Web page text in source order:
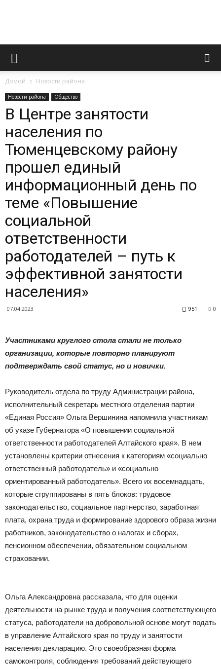
Официальный
«Вперед»
Тюменцевский
Домой Новости района
Новости района Общество
В Центре занятости
населения по
Тюменцевскому району
прошел единый
информационный день по
теме «Повышение
социальной
ответственности
работодателей – путь к
эффективной занятости
населения»
07.04.2023 0
951
Участниками круглого стола стали не только
организации, которые повторно планируют
подтверждать свой статус, но и новички.
Руководитель отдела по труду Администрации района,
исполнительный секретарь местного отделения партии
«Единая Россия» Ольга Вершинина напомнила участникам
об указе Губернатора «О повышении социальной
ответственности работодателей Алтайского края». В нем
установлены критерии отнесения к категориям «социально
ответственный работодатель» и «социально
ориентированный работодатель». Всего их восемнадцать,
которые сгруппированы в пять блоков: трудовое
законодательство, социальное партнерство, заработная
плата, охрана труда и формирование здорового образа жизни
работников, законодательство о налогах и сборах,
пенсионном обеспечении, обязательном социальном
страховании.
Ольга Александровна рассказала, что для оценки
деятельности на рынке труда и получения соответствующего
статуса, работодатели на добровольной основе могут подать
в управление Алтайского края по труду и занятости
населения декларацию. Это своеобразная форма
самоконтроля, соблюдения требований действующего